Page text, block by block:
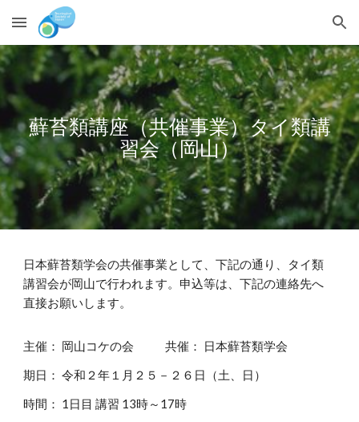
Skip to main content Skip to navigation
蘚苔類講座（共催事業）タイ類講
習会（岡山）
日本蘚苔類学会の共催事業として、下記の通り、タイ類
講習会が岡山で行われます。申込等は、下記の連絡先へ
直接お願いします。
主催： 岡山コケの会 共催： 日本蘚苔類学会
期日： 令和２年１月２５－２６日（土、日）
時間： 1日目 講習 13時～17時